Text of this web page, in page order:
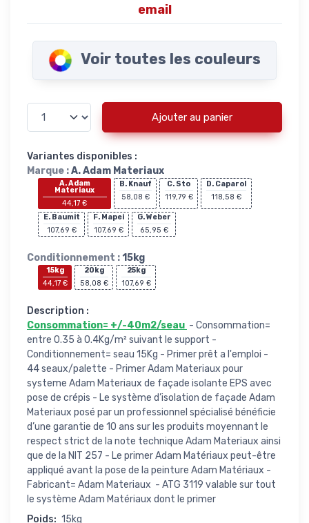
email
Voir toutes les couleurs
Ajouter au panier
Variantes disponibles :
Marque :A. Adam Materiaux
A. Adam
Materiaux
44,17 €
B. Knauf
58,08 €
C. Sto
119,79 €
D. Caparol
118,58 €
E. Baumit
107,69 €
F. Mapei
107,69 €
G. Weber
65,95 €
Conditionnement :15kg
15kg
44,17 €
20kg
58,08 €
25kg
107,69 €
Description :
Consommation= +/-40m2/seau - Consommation=
entre 0.35 à 0.4Kg/m² suivant le support -
Conditionnement= seau 15Kg - Primer prêt a l'emploi -
44 seaux/palette - Primer Adam Materiaux pour
systeme Adam Materiaux de façade isolante EPS avec
pose de crépis - Le système d’isolation de façade Adam
Materiaux posé par un professionnel spécialisé bénéficie
d’une garantie de 10 ans sur les produits moyennant le
respect strict de la note technique Adam Materiaux ainsi
que de la NIT 257 - Le primer Adam Matériaux peut-être
appliqué avant la pose de la peinture Adam Matériaux -
Fabricant= Adam Materiaux - ATG 3119 valable sur tout
le système Adam Matériaux dont le primer
Poids: 15kg